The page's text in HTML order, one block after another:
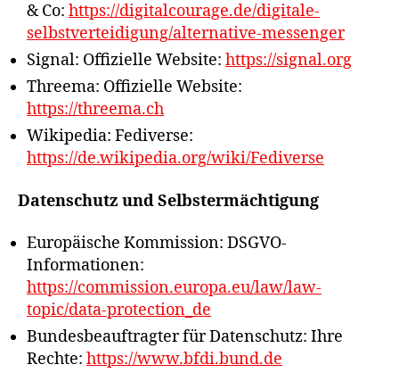
& Co: https://digitalcourage.de/digitale-
selbstverteidigung/alternative-messenger
Signal: Offizielle Website: https://signal.org
Threema: Offizielle Website:
https://threema.ch
Wikipedia: Fediverse:
https://de.wikipedia.org/wiki/Fediverse
Datenschutz und Selbstermächtigung
Europäische Kommission: DSGVO-
Informationen:
https://commission.europa.eu/law/law-
topic/data-protection_de
Bundesbeauftragter für Datenschutz: Ihre
Rechte: https://www.bfdi.bund.de